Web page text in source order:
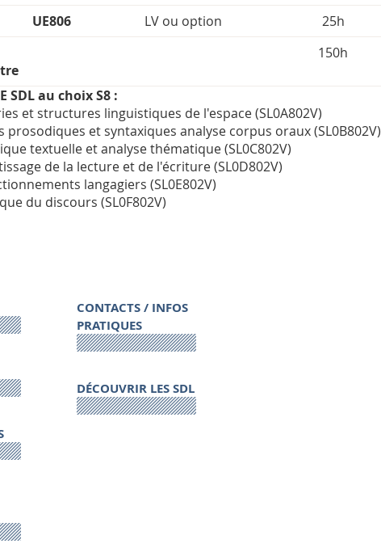
UE806
LV ou option 25h
150h
SDL au choix S8 :
et structures linguistiques de l'espace (SL0A802V)
prosodiques et syntaxiques analyse corpus oraux (SL0B802V)
textuelle et analyse thématique (SL0C802V)
de la lecture et de l'écriture (SL0D802V)
langagiers (SL0E802V)
du discours (SL0F802V)
CONTACTS / INFOS
PRATIQUES
DÉCOUVRIR LES SDL